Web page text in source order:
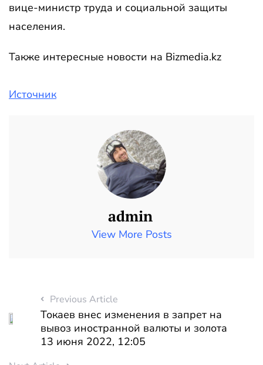
вице-министр труда и социальной защиты
населения.
Также интересные новости на Bizmedia.kz
Источник
admin
View More Posts
Previous Article
Токаев внес изменения в запрет на
вывоз иностранной валюты и золота
13 июня 2022, 12:05